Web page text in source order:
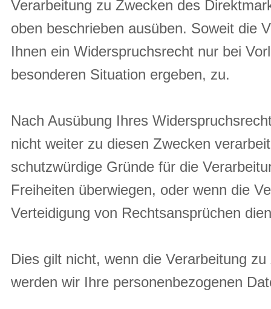
Verarbeitung zu Zwecken des
oben beschrieben ausüben. Soweit die
Ihnen ein Widerspruchsrecht nur bei
besonderen Situation ergeben, zu.
Nach Ausübung Ihres
nicht weiter zu diesen Zwecken
schutzwürdige Gründe für die
Freiheiten überwiegen, oder wenn die
Verteidigung von Rechtsansprüchen
Dies gilt nicht, wenn die Verarbeitung
werden wir Ihre personenbezogenen